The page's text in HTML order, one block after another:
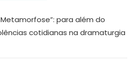
Metamorfose”: para além do
cotidianas na dramaturgia